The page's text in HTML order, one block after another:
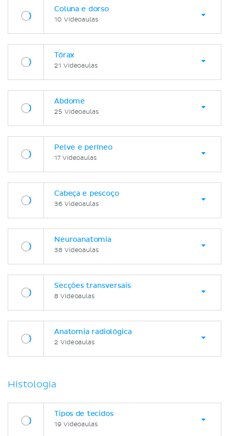
Coluna e dorso
10 Videoaulas
Tórax
21 Videoaulas
Abdome
25 Videoaulas
Pelve e períneo
17 Videoaulas
Cabeça e pescoço
36 Videoaulas
Neuroanatomia
38 Videoaulas
Secções transversais
8 Videoaulas
Anatomia radiológica
2 Videoaulas
Histologia
Tipos de tecidos
19 Videoaulas